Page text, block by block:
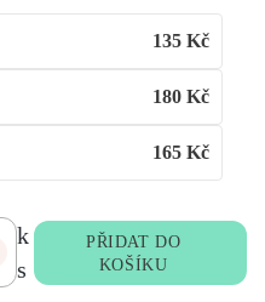
135 Kč
180 Kč
165 Kč
k
s
PŘIDAT DO
KOŠÍKU